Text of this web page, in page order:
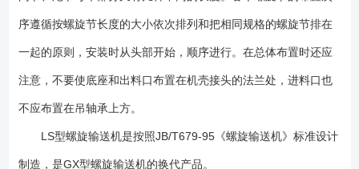
序遵循按螺旋节长度的大小依次排列和把相同规格的螺旋节排在
一起的原则，安装时从头部开始，顺序进行。在总体布置时还应
注意，不要使底座和出料口布置在机壳接头的法兰处，进料口也
不应布置在吊轴承上方。
LS型螺旋输送机是按照JB/T679-95《螺旋输送机》标准设计
制造，是GX型螺旋输送机的换代产品。